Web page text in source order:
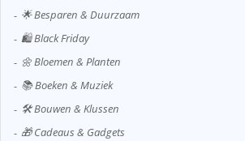
🌟 Besparen & Duurzaam
🛍️ Black Friday
🌼 Bloemen & Planten
📚 Boeken & Muziek
🛠️ Bouwen & Klussen
🎁 Cadeaus & Gadgets